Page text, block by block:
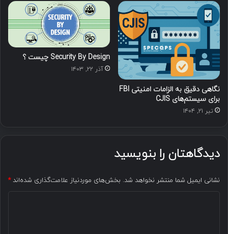
نگاهی دقیق به الزامات امنیتی FBI
برای سیستم‌های CJIS
تیر ۲۱, ۱۴۰۴
Security By Design چیست ؟
آذر ۲۲, ۱۴۰۳
دیدگاهتان را بنویسید
نشانی ایمیل شما منتشر نخواهد شد. بخش‌های موردنیاز علامت‌گذاری شده‌اند*